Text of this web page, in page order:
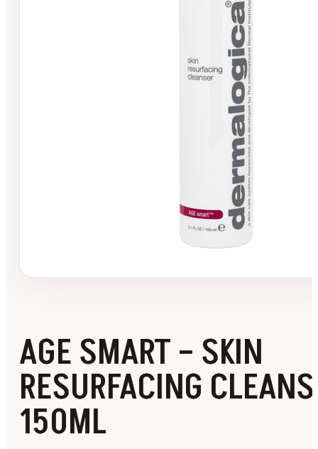
AGE SMART – SKIN
RESURFACING
150ML